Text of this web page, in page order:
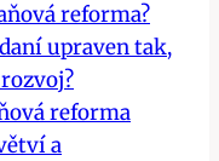
reforma?
upraven tak,
reforma
a